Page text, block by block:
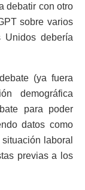
debatir con otro
sobre varios
Unidos debería
(ya fuera
demográfica
para poder
datos como
laboral
previas a los